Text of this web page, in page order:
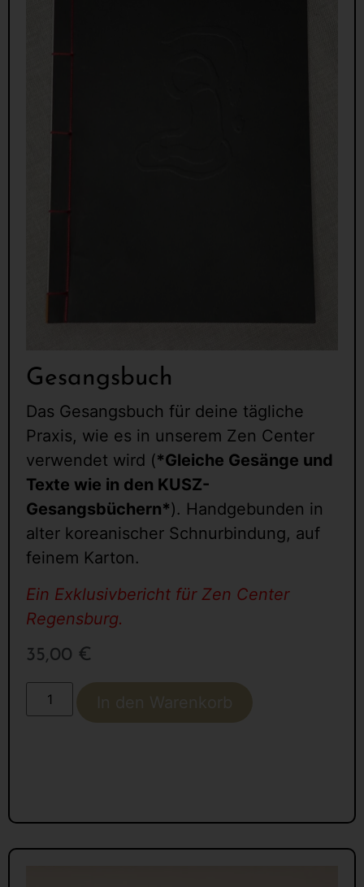
Gesangsbuch
Das Gesangsbuch für deine tägliche
Praxis, wie es in unserem Zen Center
verwendet wird (*Gleiche Gesänge und
Texte wie in den KUSZ-
Gesangsbüchern*). Handgebunden in
alter koreanischer Schnurbindung, auf
feinem Karton.
Ein Exklusivbericht für Zen Center
Regensburg.
35,00 €